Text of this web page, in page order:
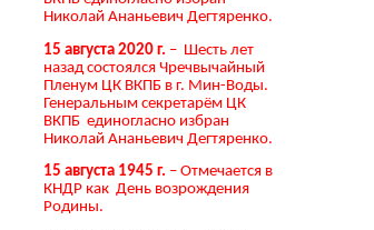
Николай Ананьевич Дегтяренко.
15 августа 2020 г. – Шесть лет
назад состоялся Чречвычайный
Пленум ЦК ВКПБ в г. Мин-Воды.
Генеральным секретарём ЦК
ВКПБ единогласно избран
Николай Ананьевич Дегтяренко.
15 августа 1945 г. – Отмечается в
КНДР как День возрождения
Родины.